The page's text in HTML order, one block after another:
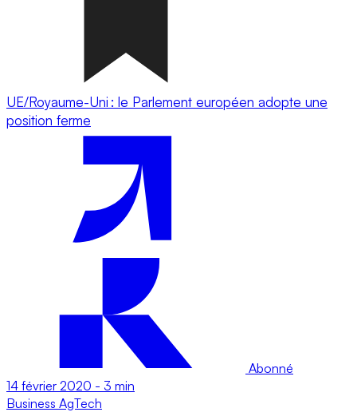
UE/Royaume-Uni : le Parlement européen adopte une
position ferme
Abonné
14 février 2020 - 3 min
Business AgTech